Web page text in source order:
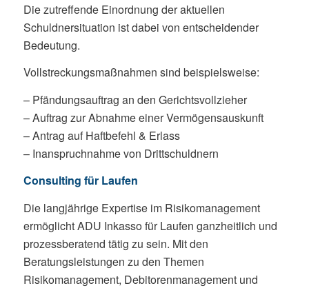
Die zutreffende Einordnung der aktuellen
Schuldnersituation ist dabei von entscheidender
Bedeutung.
Vollstreckungsmaßnahmen sind beispielsweise:
– Pfändungsauftrag an den Gerichtsvollzieher
– Auftrag zur Abnahme einer Vermögensauskunft
– Antrag auf Haftbefehl & Erlass
– Inanspruchnahme von Drittschuldnern
Consulting für Laufen
Die langjährige Expertise im Risikomanagement
ermöglicht ADU Inkasso für Laufen ganzheitlich und
prozessberatend tätig zu sein. Mit den
Beratungsleistungen zu den Themen
Risikomanagement, Debitorenmanagement und